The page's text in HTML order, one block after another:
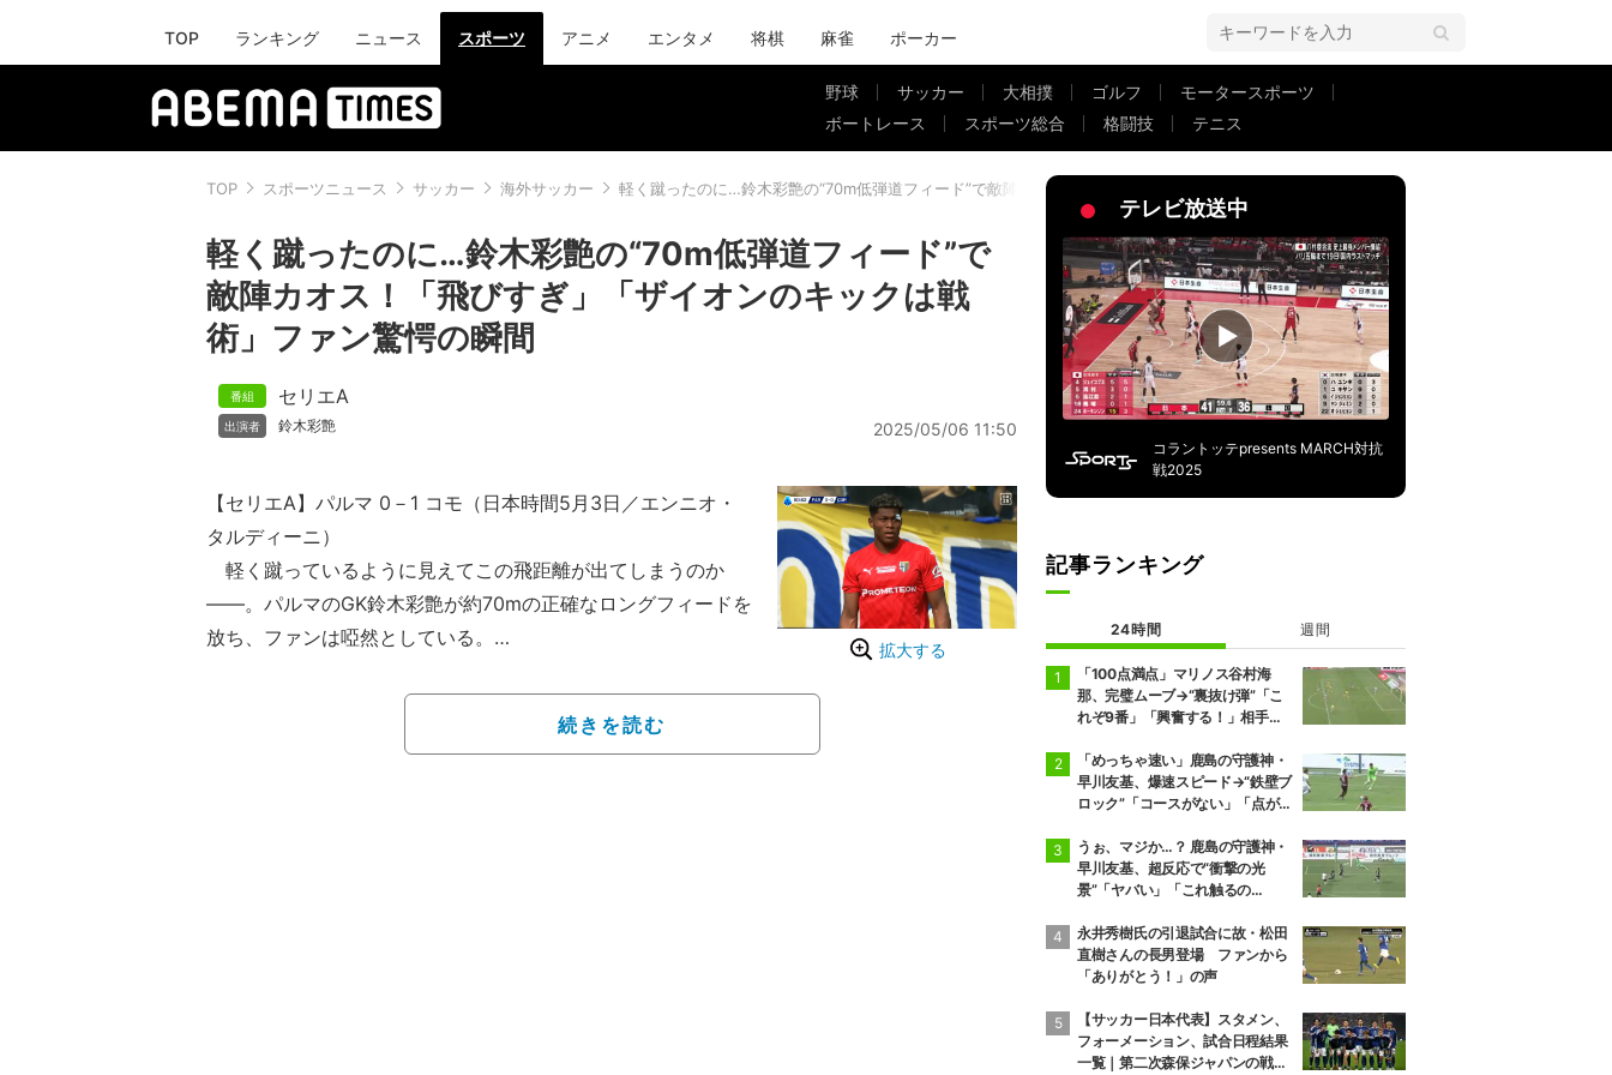
TOP ランキング ニュース スポーツ アニメ エンタメ 将棋 麻雀 ポーカー
野球 サッカー 大相撲 ゴルフ
モータースポーツ
ボートレース
スポーツ総合 格闘技 テニス
TOP スポーツニュース サッカー 海外サッカー 軽く蹴ったのに…鈴木彩艶の“70m低弾道フィード”で敵陣カオス！「飛びすぎ」「ザイオンのキックは戦術」ファン驚愕の瞬間
軽く蹴ったのに…鈴木彩艶の“70m低弾道フィード”で
敵陣カオス！「飛びすぎ」「ザイオンのキックは戦
術」ファン驚愕の瞬間
セリエA
鈴木彩艶 2025/05/06 11:50
拡大する
【セリエA】パルマ 0－1 コモ（日本時間5月3日／エンニオ・
タルディーニ）
軽く蹴っているように見えてこの飛距離が出てしまうのか
——。パルマのGK鈴木彩艶が約70mの正確なロングフィードを
放ち、ファンは啞然としている。
代表GKが得意とするロングフィードが注目を集める瞬間があっ
た。スコアレスで迎えた75分、相手のファウルで自陣深い位置
続きを読む
テレビ放送中
コラントッテpresents MARCH対抗
戦2025
記事ランキング
24時間 週間
「100点満点」マリノス谷村海
那、完璧ムーブ→“裏抜け弾”「こ
れぞ9番」「興奮する！」相手守
出し”
「めっちゃ速い」鹿島の守護神・
早川友基、爆速スピード→“鉄壁ブ
ロック”「コースがない」「点が
飛び出しでビッグセーブ
うぉ、マジか…？ 鹿島の守護神・
早川友基、超反応で“衝撃の光
景”「ヤバい」「これ触るの
本“スーパーセーブ”
永井秀樹氏の引退試合に故・松田
直樹さんの長男登場 ファンから
「ありがとう！」の声
【サッカー日本代表】スタメン、
フォーメーション、試合日程結果
一覧｜第二次森保ジャパンの戦歴